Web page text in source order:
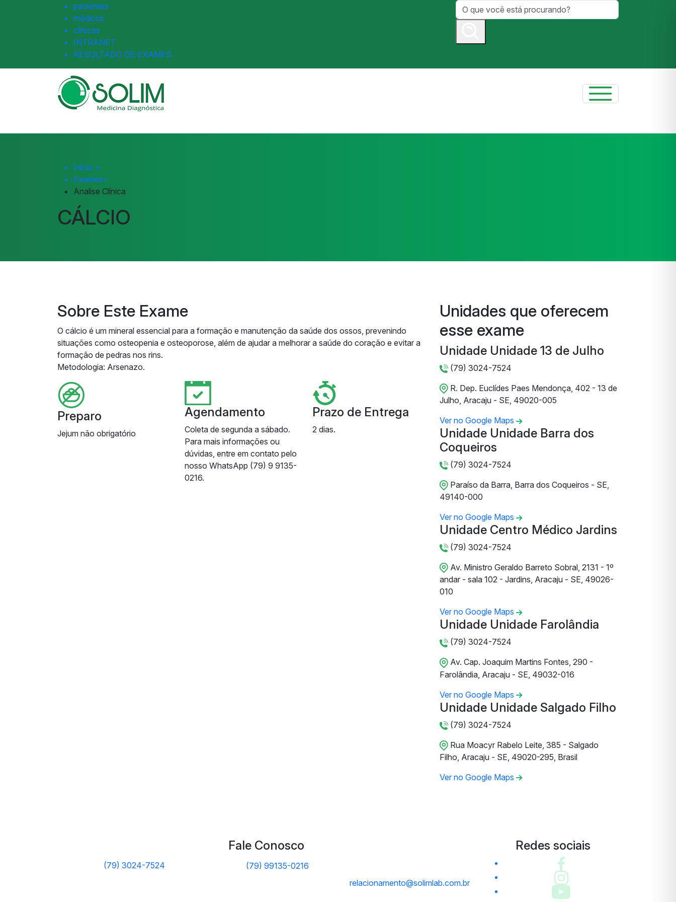
pacientes
médicos
clínicas
INTRANET
RESULTADO DE EXAMES
Início >
Exames>
Analise Clínica
CÁLCIO
Sobre Este Exame
O cálcio é um mineral essencial para a formação e manutenção da saúde dos ossos, prevenindo
situações como osteopenia e osteoporose, além de ajudar a melhorar a saúde do coração e evitar a
formação de pedras nos rins.
Metodologia: Arsenazo.
Preparo
Jejum não obrigatório
Agendamento
Coleta de segunda a sábado.
Para mais informações ou
dúvidas, entre em contato pelo
nosso WhatsApp (79) 9 9135-
0216.
Prazo de Entrega
2 dias.
Unidades que oferecem
esse exame
Unidade Unidade 13 de Julho
(79) 3024-7524
R. Dep. Euclídes Paes Mendonça, 402 - 13 de
Julho, Aracaju - SE, 49020-005
Ver no Google Maps
Unidade Unidade Barra dos
Coqueiros
(79) 3024-7524
Paraíso da Barra, Barra dos Coqueiros - SE,
49140-000
Ver no Google Maps
Unidade Centro Médico Jardins
(79) 3024-7524
Av. Ministro Geraldo Barreto Sobral, 2131 - 1º
andar - sala 102 - Jardins, Aracaju - SE, 49026-
010
Ver no Google Maps
Unidade Unidade Farolândia
(79) 3024-7524
Av. Cap. Joaquim Martins Fontes, 290 -
Farolândia, Aracaju - SE, 49032-016
Ver no Google Maps
Unidade Unidade Salgado Filho
(79) 3024-7524
Rua Moacyr Rabelo Leite, 385 - Salgado
Filho, Aracaju - SE, 49020-295, Brasil
Ver no Google Maps
Fale Conosco
(79) 3024-7524
(79) 99135-0216
relacionamento@solimlab.com.br
Redes sociais